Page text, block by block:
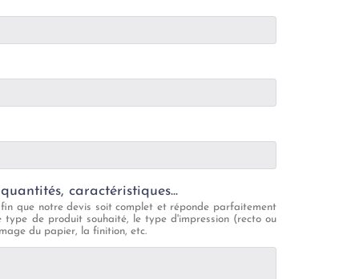
caractéristiques...
que notre devis soit complet et réponde parfaitement
type de produit souhaité, le type d'impression (recto ou
du papier, la finition, etc.